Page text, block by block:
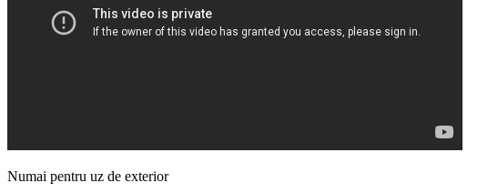
Numai pentru uz de exterior